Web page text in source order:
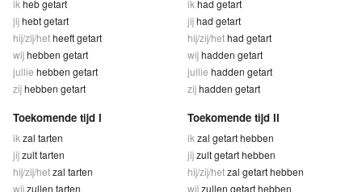
ik heb getart
jijhebt getart
hij/zij/hetheeft getart
wijhebben getart
jullie hebben getart
zijhebben getart
ik had getart
jijhad getart
hij/zij/hethad getart
wijhadden getart
jullie hadden getart
zijhadden getart
Toekomende tijd I
ik zal tarten
jijzult tarten
hij/zij/hetzal tarten
wijzullen tarten
Toekomende tijd II
ik zal getart hebben
jijzult getart hebben
hij/zij/hetzal getart hebben
wijzullen getart hebben